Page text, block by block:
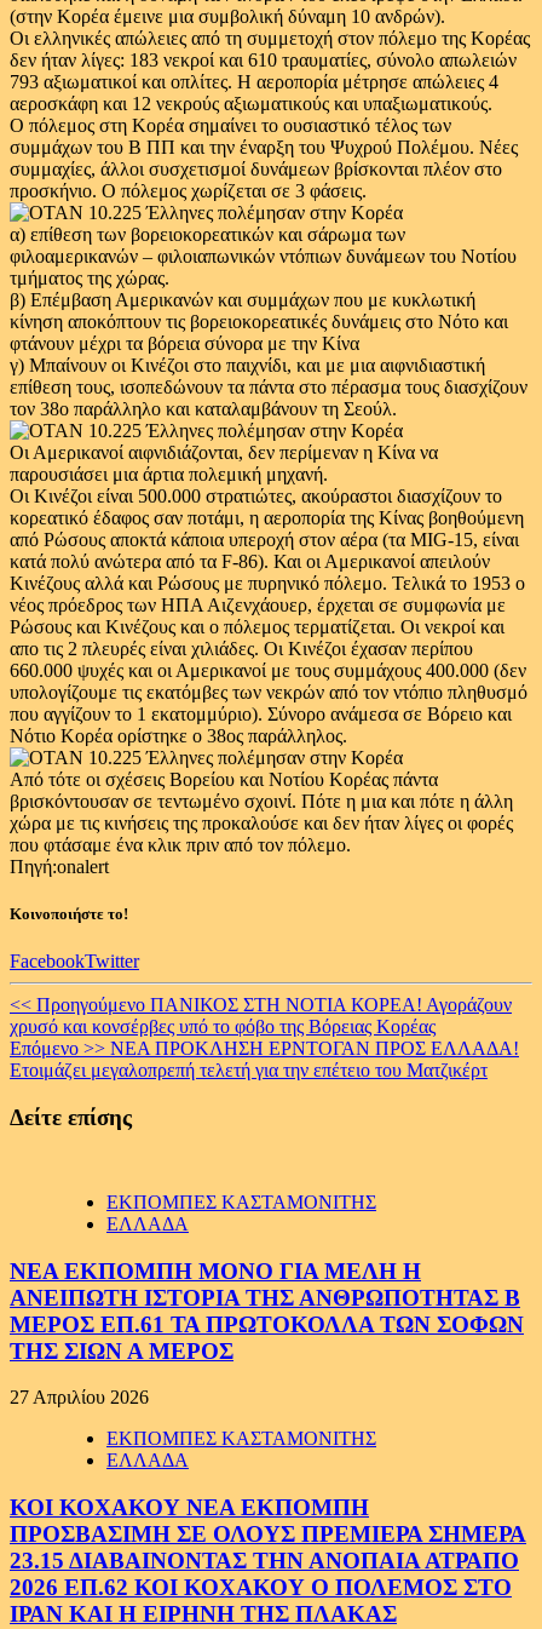
(στην Κορέα έμεινε μια συμβολική δύναμη 10 ανδρών).
Οι ελληνικές απώλειες από τη συμμετοχή στον πόλεμο της Κορέας
δεν ήταν λίγες: 183 νεκροί και 610 τραυματίες, σύνολο απωλειών
793 αξιωματικοί και οπλίτες. Η αεροπορία μέτρησε απώλειες 4
αεροσκάφη και 12 νεκρούς αξιωματικούς και υπαξιωματικούς.
Ο πόλεμος στη Κορέα σημαίνει το ουσιαστικό τέλος των
συμμάχων του Β ΠΠ και την έναρξη του Ψυχρού Πολέμου. Νέες
συμμαχίες, άλλοι συσχετισμοί δυνάμεων βρίσκονται πλέον στο
προσκήνιο. Ο πόλεμος χωρίζεται σε 3 φάσεις.
α) επίθεση των βορειοκορεατικών και σάρωμα των
φιλοαμερικανών – φιλοιαπωνικών ντόπιων δυνάμεων του Νοτίου
τμήματος της χώρας.
β) Επέμβαση Αμερικανών και συμμάχων που με κυκλωτική
κίνηση αποκόπτουν τις βορειοκορεατικές δυνάμεις στο Νότο και
φτάνουν μέχρι τα βόρεια σύνορα με την Κίνα
γ) Μπαίνουν οι Κινέζοι στο παιχνίδι, και με μια αιφνιδιαστική
επίθεση τους, ισοπεδώνουν τα πάντα στο πέρασμα τους διασχίζουν
τον 38ο παράλληλο και καταλαμβάνουν τη Σεούλ.
Οι Αμερικανοί αιφνιδιάζονται, δεν περίμεναν η Κίνα να
παρουσιάσει μια άρτια πολεμική μηχανή.
Οι Κινέζοι είναι 500.000 στρατιώτες, ακούραστοι διασχίζουν το
κορεατικό έδαφος σαν ποτάμι, η αεροπορία της Κίνας βοηθούμενη
από Ρώσους αποκτά κάποια υπεροχή στον αέρα (τα MIG-15, είναι
κατά πολύ ανώτερα από τα F-86). Και οι Αμερικανοί απειλούν
Κινέζους αλλά και Ρώσους με πυρηνικό πόλεμο. Τελικά το 1953 ο
νέος πρόεδρος των ΗΠΑ Αιζενχάουερ, έρχεται σε συμφωνία με
Ρώσους και Κινέζους και ο πόλεμος τερματίζεται. Οι νεκροί και
απο τις 2 πλευρές είναι χιλιάδες. Οι Κινέζοι έχασαν περίπου
660.000 ψυχές και οι Αμερικανοί με τους συμμάχους 400.000 (δεν
υπολογίζουμε τις εκατόμβες των νεκρών από τον ντόπιο πληθυσμό
που αγγίζουν το 1 εκατομμύριο). Σύνορο ανάμεσα σε Βόρειο και
Νότιο Κορέα ορίστηκε ο 38ος παράλληλος.
Από τότε οι σχέσεις Βορείου και Νοτίου Κορέας πάντα
βρισκόντουσαν σε τεντωμένο σχοινί. Πότε η μια και πότε η άλλη
χώρα με τις κινήσεις της προκαλούσε και δεν ήταν λίγες οι φορές
που φτάσαμε ένα κλικ πριν από τον πόλεμο.
Πηγή:onalert
Κοινοποιήστε το!
FacebookTwitter
Continue
Reading
<< Προηγούμενο ΠΑΝΙΚΟΣ ΣΤΗ ΝΟΤΙΑ ΚΟΡΕΑ! Αγοράζουν
χρυσό και κονσέρβες υπό το φόβο της Βόρειας Κορέας
Επόμενο >> ΝΕΑ ΠΡΟΚΛΗΣΗ ΕΡΝΤΟΓΑΝ ΠΡΟΣ ΕΛΛΑΔΑ!
Ετοιμάζει μεγαλοπρεπή τελετή για την επέτειο του Ματζικέρτ
Δείτε επίσης
ΕΚΠΟΜΠΕΣ ΚΑΣΤΑΜΟΝΙΤΗΣ
ΕΛΛΑΔΑ
ΝΕΑ ΕΚΠΟΜΠΗ ΜΟΝΟ ΓΙΑ ΜΕΛΗ Η
ΑΝΕΙΠΩΤΗ ΙΣΤΟΡΙΑ ΤΗΣ ΑΝΘΡΩΠΟΤΗΤΑΣ Β
ΜΕΡΟΣ ΕΠ.61 ΤΑ ΠΡΩΤΟΚΟΛΛΑ ΤΩΝ ΣΟΦΩΝ
ΤΗΣ ΣΙΩΝ Α ΜΕΡΟΣ
27 Απριλίου 2026
ΕΚΠΟΜΠΕΣ ΚΑΣΤΑΜΟΝΙΤΗΣ
ΕΛΛΑΔΑ
ΚΟΙ ΚΟΧΑΚΟΥ ΝΕΑ ΕΚΠΟΜΠΗ
ΠΡΟΣΒΑΣΙΜΗ ΣΕ ΟΛΟΥΣ ΠΡΕΜΙΕΡΑ ΣΗΜΕΡΑ
23.15 ΔΙΑΒΑΙΝΟΝΤΑΣ ΤΗΝ ΑΝΟΠΑΙΑ ΑΤΡΑΠΟ
2026 ΕΠ.62 ΚΟΙ ΚΟΧΑΚΟΥ Ο ΠΟΛΕΜΟΣ ΣΤΟ
ΙΡΑΝ ΚΑΙ Η ΕΙΡΗΝΗ ΤΗΣ ΠΛΑΚΑΣ